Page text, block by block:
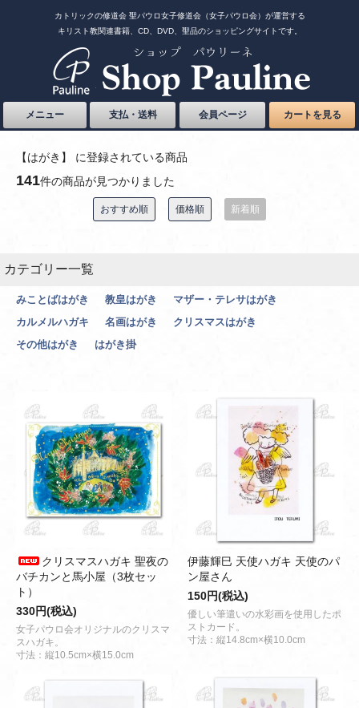
カトリックの修道会 聖パウロ女子修道会（女子パウロ会）が運営する
キリスト教関連書籍、CD、DVD、聖品のショッピングサイトです。
メニュー 支払・送料 会員ページ カートを見る
【はがき】 に登録されている商品
141件の商品が見つかりました
おすすめ順 価格順 新着順
カテゴリー一覧
みことばはがき 教皇はがき
マザー・テレサはがき
カルメルハガキ
名画はがき
クリスマスはがき
その他はがき
はがき掛
クリスマスハガキ 聖夜の
バチカンと馬小屋（3枚セッ
ト）
330円(税込)
女子パウロ会オリジナルのクリスマ
スハガキ。
寸法：縦10.5cm×横15.0cm
伊藤輝巳 天使ハガキ 天使のパ
ン屋さん
150円(税込)
優しい筆遣いの水彩画を使用したポ
ストカード。
寸法：縦14.8cm×横10.0cm